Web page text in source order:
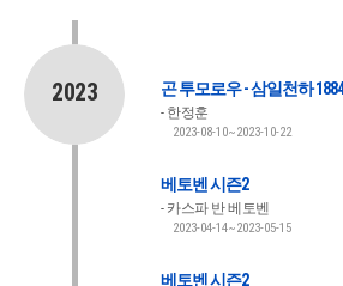
2023 곤 투모로우 - 삼일천하 1884
한정훈
2023-08-10~2023-10-22
베토벤 시즌2
카스파 반 베토벤
2023-04-14~2023-05-15
베토벤 시즌2